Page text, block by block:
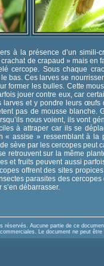
à la présence d’un
crachat de crapaud » mais
cercope. Sous chaque
bas. Ces larves se
former les bulles. Cette
jouer contre eux, car
larves et y pondre leurs
pas de mousse blanche.
nous voient, ils vont
à attraper car ils se
« assise » ressemblant à la
sève par les cercopes peut
retrouvent sur la même
et fruits peuvent aussi
offrent des sites
parasites des
débarrasser.
réservés. Aucune partie de ce
Le document ne peut